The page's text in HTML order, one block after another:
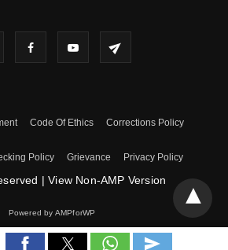
Code Of Ethics Corrections Policy
Policy Grievance Privacy Policy
| View Non-AMP Version
Powered by AMPforWP